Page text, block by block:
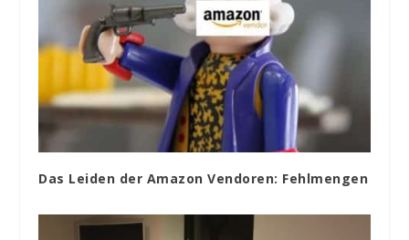
Das Leiden der Amazon Vendoren: Fehlmengen